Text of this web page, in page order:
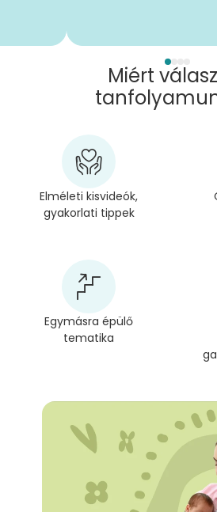
Miért
Elméleti kisvideók,
gyakorlati tippek
Egymásra épülő
tematika